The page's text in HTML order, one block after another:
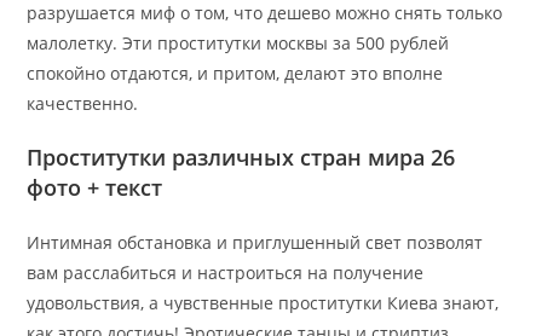
разрушается миф о том, что дешево можно снять только
малолетку. Эти проститутки москвы за 500 рублей
спокойно отдаются, и притом, делают это вполне
качественно.
Проститутки различных стран мира 26
фото + текст
Интимная обстановка и приглушенный свет позволят
вам расслабиться и настроиться на получение
удовольствия, а чувственные проститутки Киева знают,